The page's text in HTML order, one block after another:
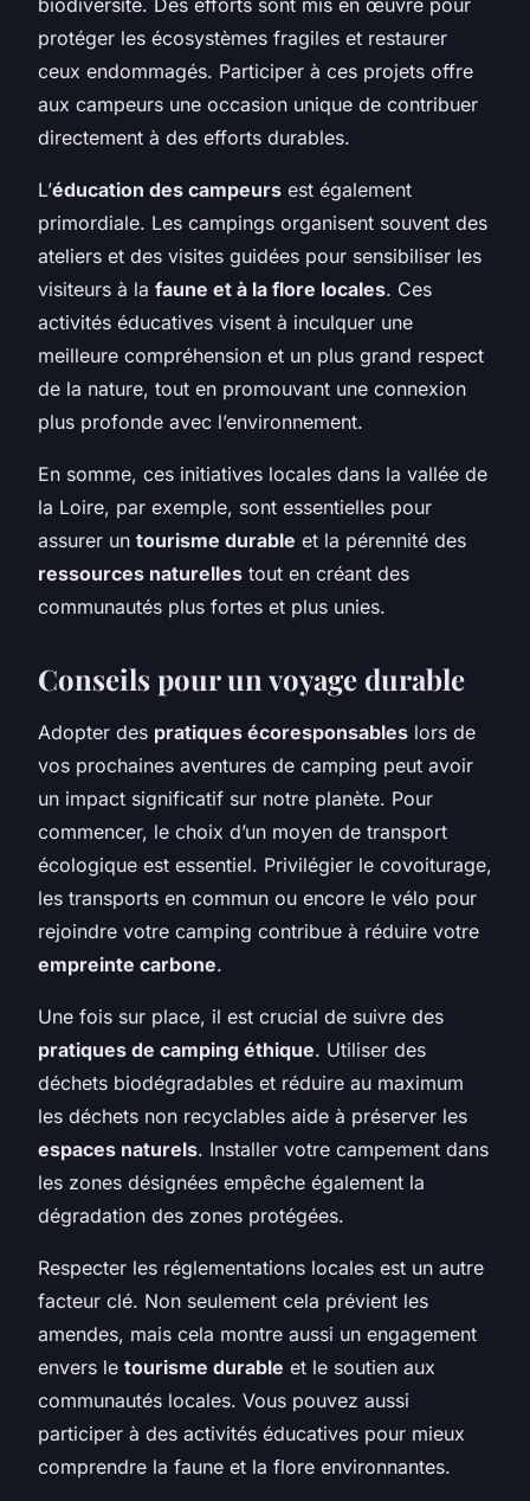
protéger les écosystèmes fragiles et restaurer
ceux endommagés. Participer à ces projets offre
aux campeurs une occasion unique de contribuer
directement à des efforts durables.
L’éducation des campeurs est également
primordiale. Les campings organisent souvent des
ateliers et des visites guidées pour sensibiliser les
visiteurs à la faune et à la flore locales. Ces
activités éducatives visent à inculquer une
meilleure compréhension et un plus grand respect
de la nature, tout en promouvant une connexion
plus profonde avec l’environnement.
En somme, ces initiatives locales dans la vallée de
la Loire, par exemple, sont essentielles pour
assurer un tourisme durable et la pérennité des
ressources naturelles tout en créant des
communautés plus fortes et plus unies.
Conseils pour un voyage durable
Adopter des pratiques écoresponsables lors de
vos prochaines aventures de camping peut avoir
un impact significatif sur notre planète. Pour
commencer, le choix d’un moyen de transport
écologique est essentiel. Privilégier le covoiturage,
les transports en commun ou encore le vélo pour
rejoindre votre camping contribue à réduire votre
empreinte carbone.
Une fois sur place, il est crucial de suivre des
pratiques de camping éthique. Utiliser des
déchets biodégradables et réduire au maximum
les déchets non recyclables aide à préserver les
espaces naturels. Installer votre campement dans
les zones désignées empêche également la
dégradation des zones protégées.
Respecter les réglementations locales est un autre
facteur clé. Non seulement cela prévient les
amendes, mais cela montre aussi un engagement
envers le tourisme durable et le soutien aux
communautés locales. Vous pouvez aussi
participer à des activités éducatives pour mieux
comprendre la faune et la flore environnantes.